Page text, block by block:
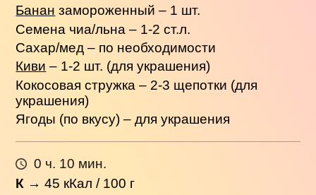
Банан замороженный – 1 шт.
Семена чиа/льна – 1-2 ст.л.
Сахар/мед – по необходимости
Киви – 1-2 шт. (для украшения)
Кокосовая стружка – 2-3 щепотки (для
украшения)
Ягоды (по вкусу) – для украшения
0 ч. 10 мин.
К →45 кКал / 100 г